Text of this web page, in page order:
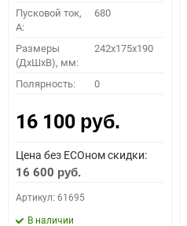
Пусковой ток,
A:
680
Размеры
(ДхШхВ), мм:
242x175x190
Полярность: 0
16 100 руб.
Цена без ECOном скидки:
16 600 руб.
Артикул: 61695
В наличии